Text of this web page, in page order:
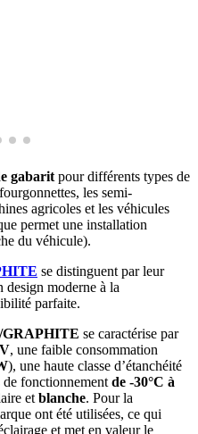
gabarit pour différents types de
les semi-
agricoles et les véhicules
permet une installation
du véhicule).
se distinguent par leur
design moderne à la
parfaite.
GRAPHITE se caractérise par
, une faible consommation
), une haute classe d’étanchéité
de fonctionnement de -30°C à
et blanche. Pour la
ont été utilisées, ce qui
et met en valeur le